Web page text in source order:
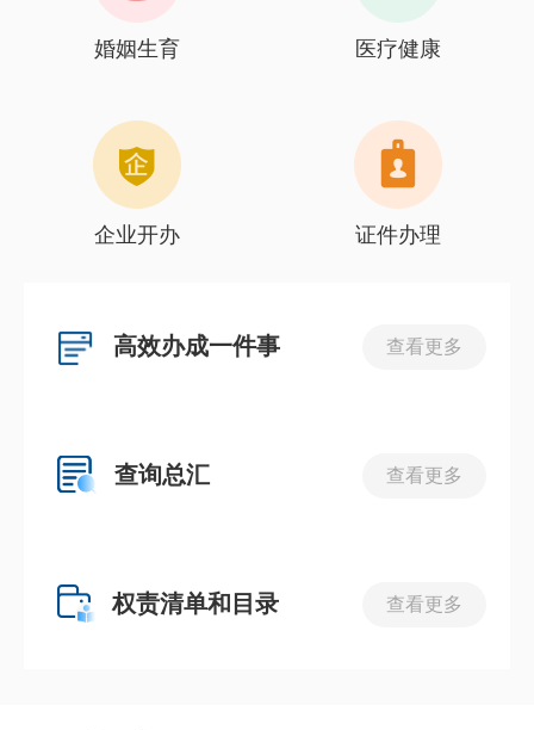
婚姻生育 医疗健康
企业开办 证件办理
高效办成一件事 查看更多
查询总汇 查看更多
权责清单和目录 查看更多